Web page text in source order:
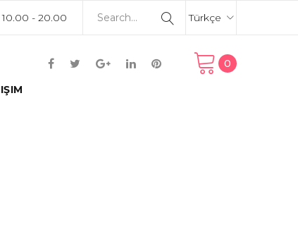
Türkçe
10.00 - 20.00
0